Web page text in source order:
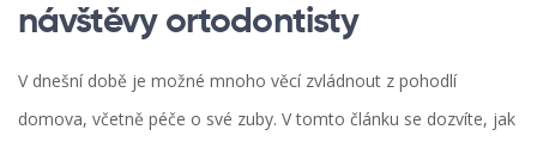
návštěvy ortodontisty
V dnešní době je možné mnoho věcí zvládnout z pohodlí
domova, včetně péče o své zuby. V tomto článku se dozvíte, jak